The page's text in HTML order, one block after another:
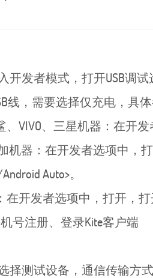
开发者模式，打开USB调试
线，需要选择仅充电，具
VIVO、三星机器：在开
机器：在开发者选项中，
Auto>。
开发者选项中，打开，打
号注册、登录Kite客户端
择测试设备，通信传输方